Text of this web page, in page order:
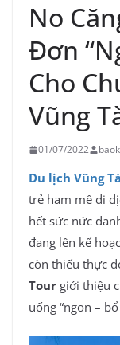
No
Đơn
Cho
Vũng
01/07/2022
Du lịch Vũng
trẻ ham mê di
hết sức nức
đang lên kế
còn thiếu thực
Tour giới thiệu
uống “ngon –